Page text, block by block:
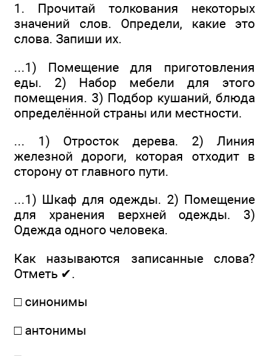
1. Прочитай толкования некоторых
значений слов. Определи, какие это
слова. Запиши их.
...1) Помещение для приготовления
еды. 2) Набор мебели для этого
помещения. 3) Подбор кушаний, блюда
определённой страны или местности.
... 1) Отросток дерева. 2) Линия
железной дороги, которая отходит в
сторону от главного пути.
...1) Шкаф для одежды. 2) Помещение
для хранения верхней одежды. 3)
Одежда одного человека.
Как называются записанные слова?
Отметь ✔.
□ синонимы
□ антонимы